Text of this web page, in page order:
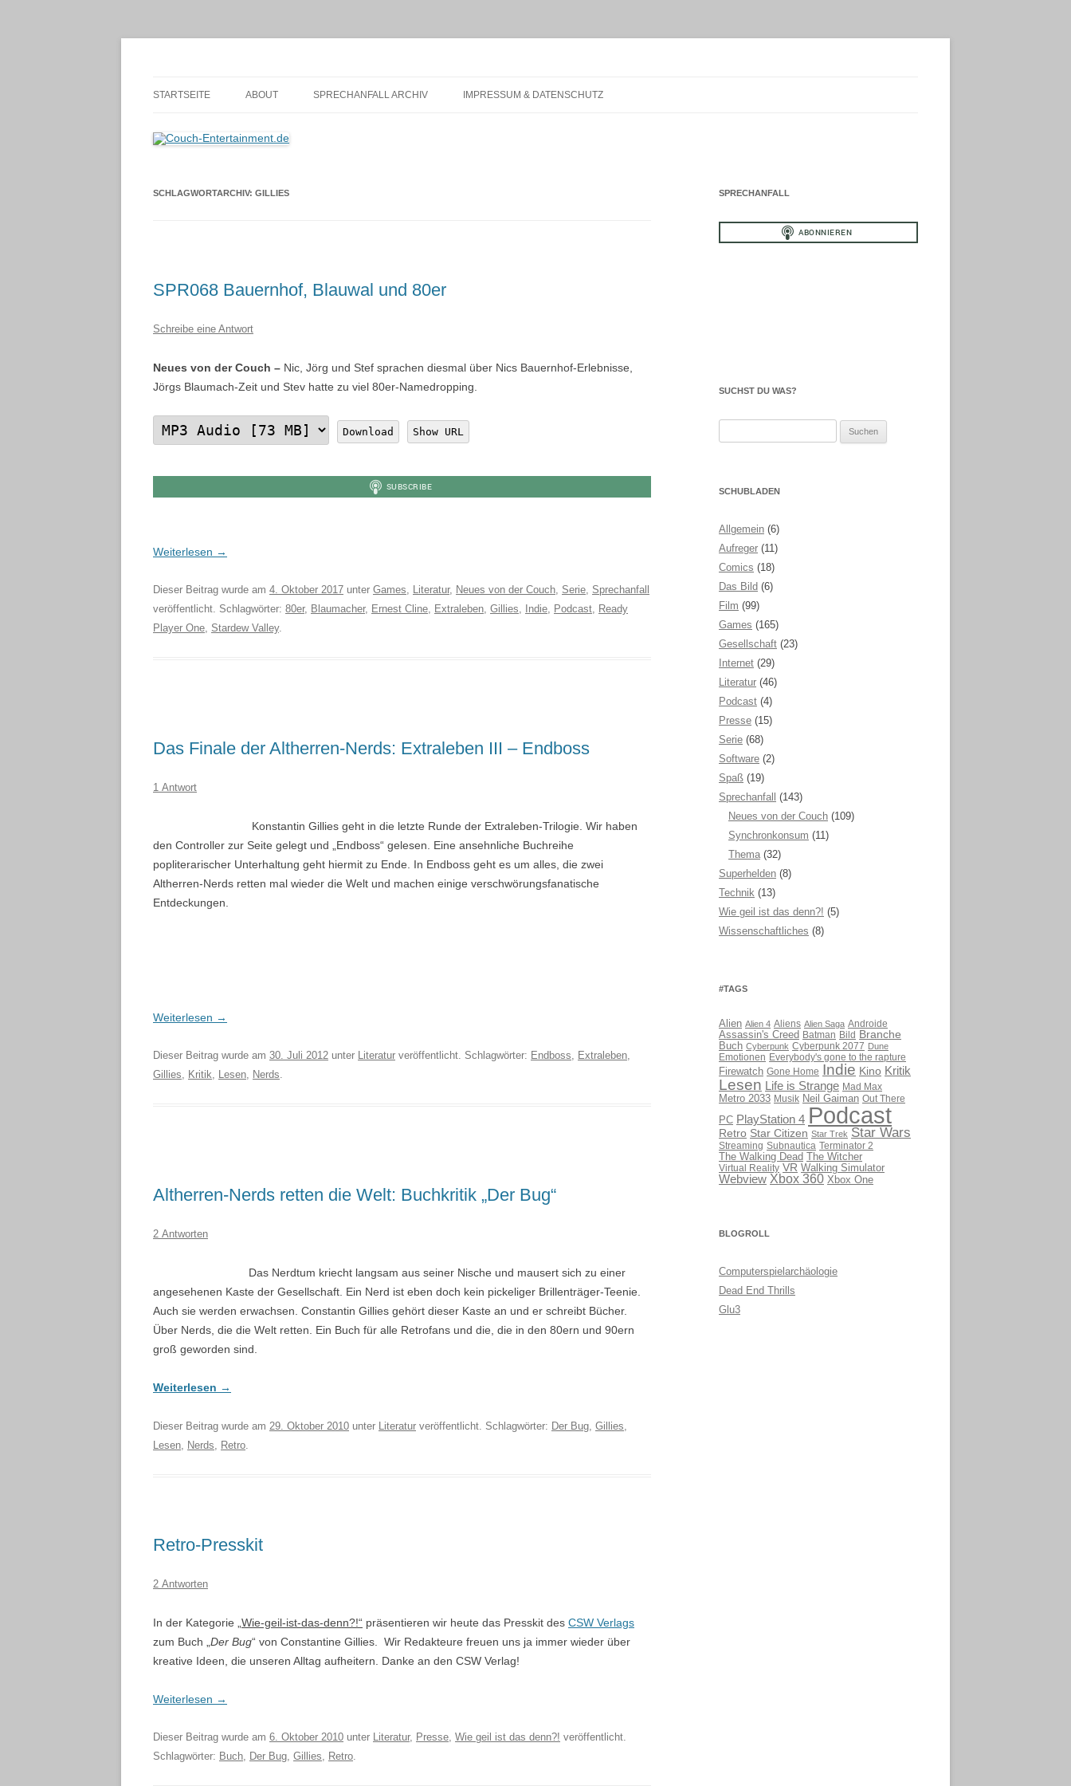
STARTSEITE ABOUT SPRECHANFALL ARCHIV IMPRESSUM & DATENSCHUTZ
SCHLAGWORTARCHIV: GILLIES
SPR068 Bauernhof, Blauwal und 80er
Schreibe eine Antwort
Neues von der Couch – Nic, Jörg und Stef sprachen diesmal über Nics Bauernhof-Erlebnisse,
Jörgs Blaumach-Zeit und Stev hatte zu viel 80er-Namedropping.
Download Show URL
Weiterlesen →
Dieser Beitrag wurde am 4. Oktober 2017 unter Games, Literatur, Neues von der Couch, Serie, Sprechanfall
veröffentlicht. Schlagwörter: 80er, Blaumacher, Ernest Cline, Extraleben, Gillies, Indie, Podcast, Ready
Player One, Stardew Valley.
Das Finale der Altherren-Nerds: Extraleben III – Endboss
1 Antwort
Konstantin Gillies geht in die letzte Runde der Extraleben-Trilogie. Wir haben
den Controller zur Seite gelegt und „Endboss“ gelesen. Eine ansehnliche Buchreihe
popliterarischer Unterhaltung geht hiermit zu Ende. In Endboss geht es um alles, die zwei
Altherren-Nerds retten mal wieder die Welt und machen einige verschwörungsfanatische
Entdeckungen.
Weiterlesen →
Dieser Beitrag wurde am 30. Juli 2012 unter Literatur veröffentlicht. Schlagwörter: Endboss, Extraleben,
Gillies, Kritik, Lesen, Nerds.
Altherren-Nerds retten die Welt: Buchkritik „Der Bug“
2 Antworten
Das Nerdtum kriecht langsam aus seiner Nische und mausert sich zu einer
angesehenen Kaste der Gesellschaft. Ein Nerd ist eben doch kein pickeliger Brillenträger-Teenie.
Auch sie werden erwachsen. Constantin Gillies gehört dieser Kaste an und er schreibt Bücher.
Über Nerds, die die Welt retten. Ein Buch für alle Retrofans und die, die in den 80ern und 90ern
groß geworden sind.
Weiterlesen →
Dieser Beitrag wurde am 29. Oktober 2010 unter Literatur veröffentlicht. Schlagwörter: Der Bug, Gillies,
Lesen, Nerds, Retro.
Retro-Presskit
2 Antworten
In der Kategorie „Wie-geil-ist-das-denn?!“ präsentieren wir heute das Presskit des CSW Verlags
zum Buch „ Der Bug“ von Constantine Gillies. Wir Redakteure freuen uns ja immer wieder über
kreative Ideen, die unseren Alltag aufheitern. Danke an den CSW Verlag!
Weiterlesen →
Dieser Beitrag wurde am 6. Oktober 2010 unter Literatur, Presse, Wie geil ist das denn?! veröffentlicht.
Schlagwörter: Buch, Der Bug, Gillies, Retro.
SPRECHANFALL
SUCHST DU WAS?
SCHUBLADEN
Allgemein (6)
Aufreger (11)
Comics (18)
Das Bild (6)
Film (99)
Games (165)
Gesellschaft (23)
Internet (29)
Literatur (46)
Podcast (4)
Presse (15)
Serie (68)
Software (2)
Spaß (19)
Sprechanfall
(143)
Neues von der Couch (109)
Synchronkonsum (11)
Thema (32)
Superhelden (8)
Technik (13)
Wie geil ist das denn?! (5)
Wissenschaftliches (8)
#TAGS
Alien Alien 4 Aliens Alien Saga Androide
Assassin's Creed Batman Bild Branche
Buch Cyberpunk Cyberpunk 2077 Dune
Emotionen Everybody's gone to the rapture
Firewatch Gone Home Indie Kino Kritik
Lesen Life is Strange Mad Max
Metro 2033 Musik Neil Gaiman Out There
PC PlayStation 4 Podcast
Retro Star Citizen Star Trek Star Wars
Streaming Subnautica Terminator 2
The Walking Dead The Witcher
Virtual Reality VR Walking Simulator
Webview Xbox 360 Xbox One
BLOGROLL
Computerspielarchäologie
Dead End Thrills
Glu3